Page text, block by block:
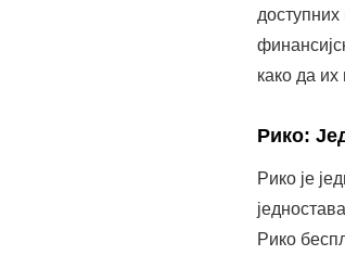
како да
Рико:
Рико је
Рико